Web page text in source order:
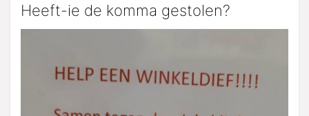
Heeft-ie de komma gestolen?